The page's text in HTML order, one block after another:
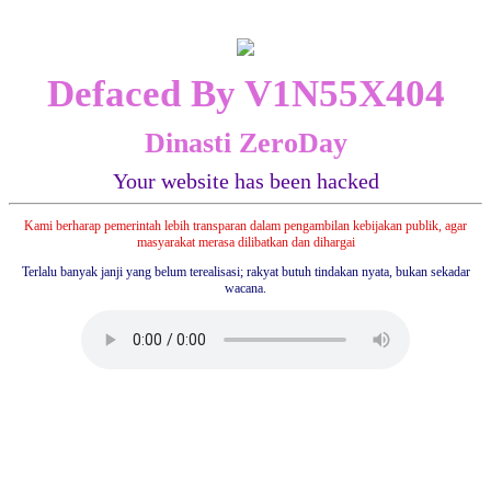
Defaced By V1N55X404
Dinasti ZeroDay
Your website has been hacked
Kami berharap pemerintah lebih transparan dalam pengambilan kebijakan publik, agar
masyarakat merasa dilibatkan dan dihargai
Terlalu banyak janji yang belum terealisasi; rakyat butuh tindakan nyata, bukan sekadar
wacana.